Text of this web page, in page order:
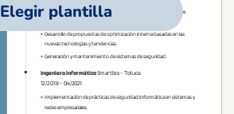
Elegir plantilla